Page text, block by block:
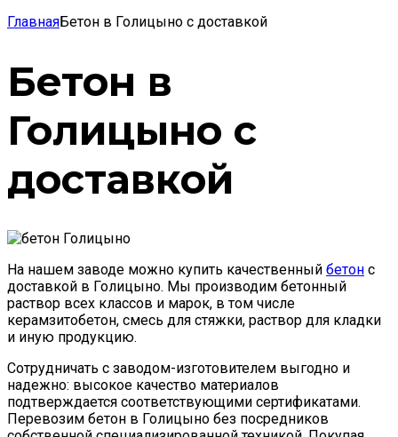
ГлавнаяБетон в Голицыно с доставкой
Бетон в
Голицыно с
доставкой
На нашем заводе можно купить качественный бетон с
доставкой в Голицыно. Мы производим бетонный
раствор всех классов и марок, в том числе
керамзитобетон, смесь для стяжки, раствор для кладки
и иную продукцию.
Сотрудничать с заводом-изготовителем выгодно и
надежно: высокое качество материалов
подтверждается соответствующими сертификатами.
Перевозим бетон в Голицыно без посредников